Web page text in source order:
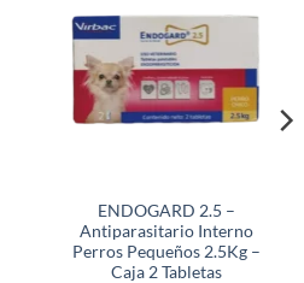
ENDOGARD 2.5 –
Antiparasitario Interno
Perros Pequeños 2.5Kg –
Caja 2 Tabletas